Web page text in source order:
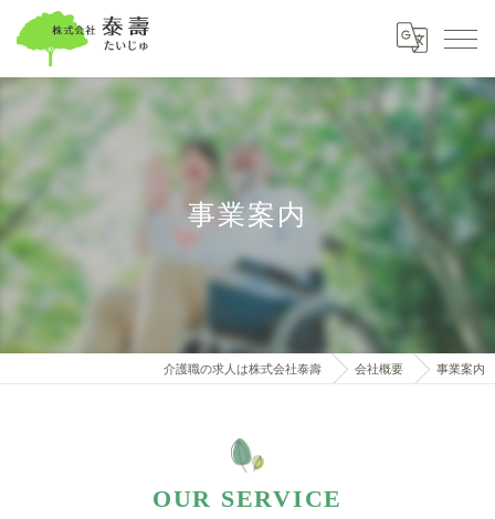
事業案内
介護職の求人は株式会社泰壽 会社概要 事業案内
OUR SERVICE